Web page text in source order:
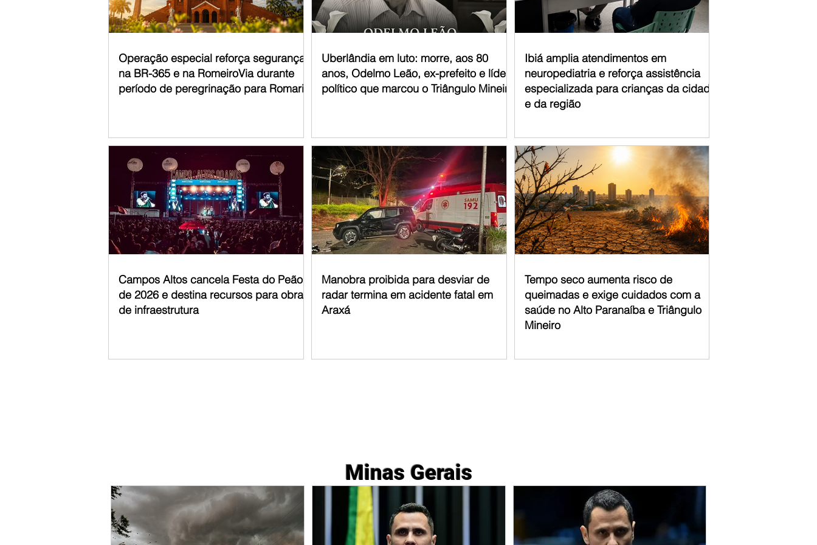
Operação especial reforça segurança
na BR-365 e na RomeiroVia durante
período de peregrinação para Romaria
Uberlândia em luto: morre, aos 80
anos, Odelmo Leão, ex-prefeito e líder
político que marcou o Triângulo Mineiro
Ibiá amplia atendimentos em
neuropediatria e reforça assistência
especializada para crianças da cidade
e da região
Campos Altos cancela Festa do Peão
de 2026 e destina recursos para obras
de infraestrutura
Manobra proibida para desviar de
radar termina em acidente fatal em
Araxá
Tempo seco aumenta risco de
queimadas e exige cuidados com a
saúde no Alto Paranaíba e Triângulo
Mineiro
Minas Gerais